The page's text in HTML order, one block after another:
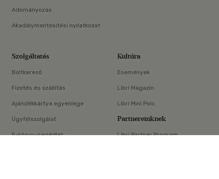
×
Adományozás
Akadálymentesítési nyilatkozat
Szolgáltatás
Boltkereső
Fizetés és szállítás
Ajándékkártya egyenlege
Ügyfélszolgálat
E-könyv-segédlet
Kultúra
Események
Libri Magazin
Libri Mini Polc
Partnereinknek
Libri Partner Program